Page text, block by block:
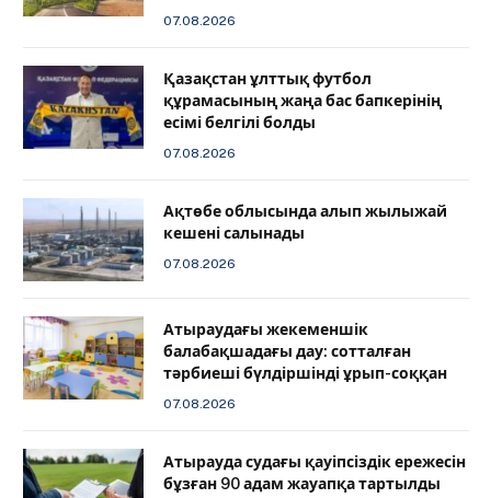
07.08.2026
Қазақстан ұлттық футбол
құрамасының жаңа бас бапкерінің
есімі белгілі болды
07.08.2026
Ақтөбе облысында алып жылыжай
кешені салынады
07.08.2026
Атыраудағы жекеменшік
балабақшадағы дау: сотталған
тәрбиеші бүлдіршінді ұрып-соққан
07.08.2026
Атырауда судағы қауіпсіздік ережесін
бұзған 90 адам жауапқа тартылды